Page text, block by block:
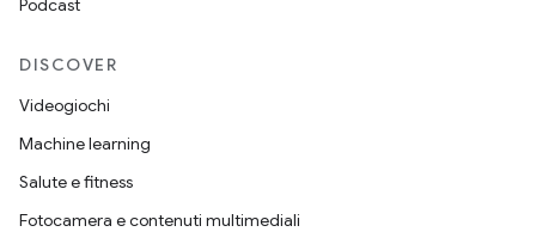
Podcast
DISCOVER
Videogiochi
Machine learning
Salute e fitness
Fotocamera e contenuti multimediali